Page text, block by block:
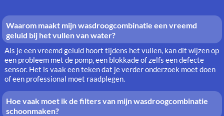
Waarom maakt mijn wasdroogcombinatie een vreemd
geluid bij het vullen van water?
Als je een vreemd geluid hoort tijdens het vullen, kan dit wijzen op
een probleem met de pomp, een blokkade of zelfs een defecte
sensor. Het is vaak een teken dat je verder onderzoek moet doen
of een professional moet raadplegen.
Hoe vaak moet ik de filters van mijn wasdroogcombinatie
schoonmaken?